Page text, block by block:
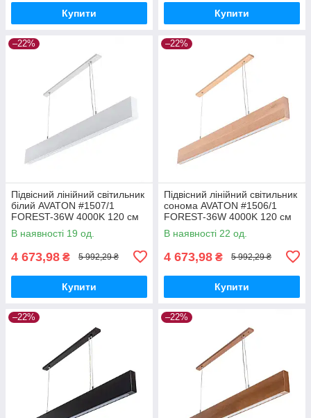
Купити Купити
–22%
Підвісний лінійний світильник
білий AVATON #1507/1
FOREST-36W 4000K 120 см
(бук)
В наявності 19 од.
4 673,98 ₴ 5 992,29 ₴
Купити
–22%
Підвісний лінійний світильник
сонома AVATON #1506/1
FOREST-36W 4000K 120 см
(бук)
В наявності 22 од.
4 673,98 ₴ 5 992,29 ₴
Купити
–22% –22%